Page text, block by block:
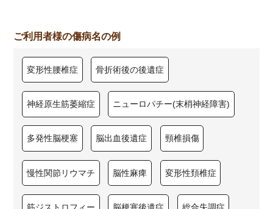
ご利用者様の傷病名の例
変形性腰椎症 骨折術後の後遺症
神経原生筋萎縮症 ニューロパチー(末梢神経障害)
多発性脳梗塞 脳出血後遺症 頸椎損傷
慢性関節リウマチ 脳性麻痺 変形性頚椎症